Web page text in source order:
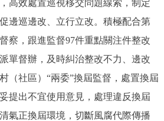
高效處置巡視移交問題線索，制定
邊巡邊改、立行立改。積極配合第
察，跟進監督97件重點關注件整改
單督辦，及時糾治整改不力、邊改
（社區）“兩委”換屆監督，處置換屆
提出不宜使用意見，處理違反換屆
氣正換屆環境，切斷風腐代際傳播